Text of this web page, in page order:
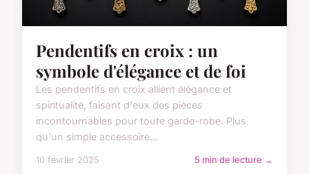
Pendentifs en croix : un
symbole d'élégance et de foi
Les pendentifs en croix allient élégance et
spiritualité, faisant d'eux des pièces
incontournables pour toute garde-robe. Plus
qu'un simple accessoire...
10 février 2025 5 min de lecture →